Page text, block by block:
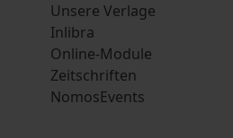
Unsere Verlage
Inlibra
Online-Module
Zeitschriften
NomosEvents